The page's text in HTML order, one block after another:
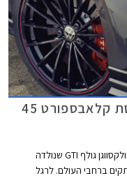
פולקסווגן גולף GTI זוכה לגרסת קלאבספורט 45
פולקסווגן חוגגת 45 שנים להוט האץ' האייקונית פולקסווגן גולף GTI שנולדה
ביותר מ- 2.3 מיליון עותקים ברחבי העולם. לרגל